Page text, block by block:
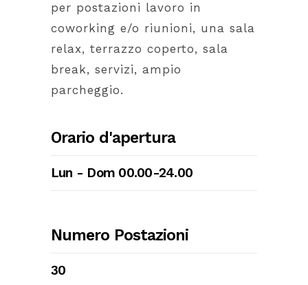
per postazioni lavoro in
coworking e/o riunioni, una sala
relax, terrazzo coperto, sala
break, servizi, ampio
parcheggio.
Orario d'apertura
Lun - Dom 00.00-24.00
Numero Postazioni
30